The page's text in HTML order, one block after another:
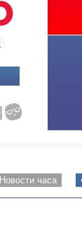
Новости часа